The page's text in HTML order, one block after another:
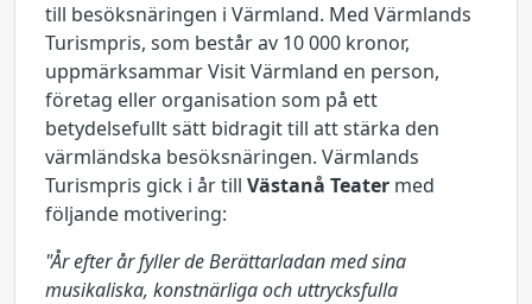
till besöksnäringen i Värmland. Med Värmlands
Turismpris, som består av 10 000 kronor,
uppmärksammar Visit Värmland en person,
företag eller organisation som på ett
betydelsefullt sätt bidragit till att stärka den
värmländska besöksnäringen. Värmlands
Turismpris gick i år till Västanå Teater med
följande motivering:
"År efter år fyller de Berättarladan med sina
musikaliska, konstnärliga och uttrycksfulla